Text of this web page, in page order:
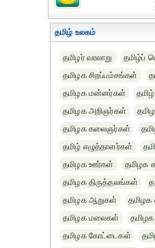
தமிழ் உலகம்
தமிழர் வரலாறு
தமிழ்ப்
தமிழக சிறப்பம்சங்கள்
தமிழக மன்னர்கள்
தமிழக அறிஞர்கள்
தமிழக கலைஞர்கள்
தமிழ் எழுத்தாளர்கள்
தமிழக ஊர்கள்
தமிழக
தமிழக திருத்தலங்கள்
தமிழக ஆறுகள்
தமிழக
தமிழக மலைகள்
தமிழக கோட்டைகள்